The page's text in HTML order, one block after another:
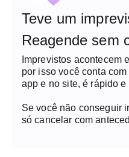
Teve um
Reagende sem
Imprevistos acontecem
por isso você conta
app e no site, é rápido e
Se você não conseguir
só cancelar com